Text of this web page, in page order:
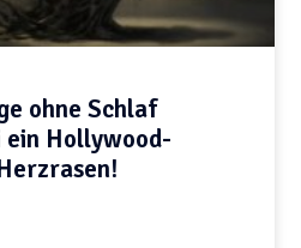
ohne Schlaf
Hollywood-